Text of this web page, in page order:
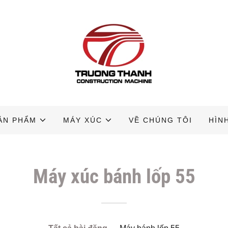
PHẨM MÁY XÚC VỀ CHÚNG TÔI
Máy xúc bánh lốp 55